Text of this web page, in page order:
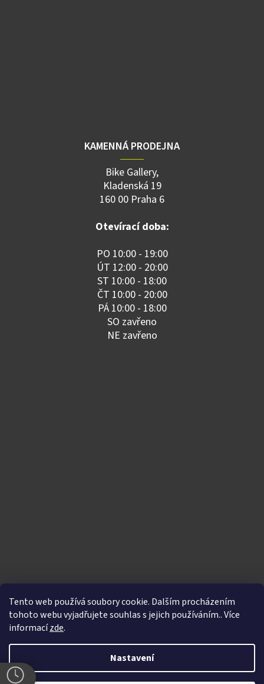
Tento web používá soubory cookie. Dalším procházením
tohoto webu vyjadřujete souhlas s jejich používáním.. Více
informacízde.
Nastavení
KAMENNÁ PRODEJNA
Bike Gallery,
Kladenská 19
160 00 Praha 6
Otevírací doba:
PO 10:00 - 19:00
ÚT 12:00 - 20:00
ST 10:00 - 18:00
ČT 10:00 - 20:00
PÁ 10:00 - 18:00
SO zavřeno
NE zavřeno
Vytvořil Shoptet |Nakódoval eshopGuru